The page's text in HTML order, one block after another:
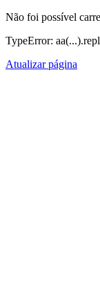
Não foi possível
TypeError:
Atualizar página